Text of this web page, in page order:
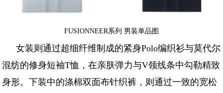
FUSIONNEER系列 男装单品图
女装则通过超细纤维制成的紧身Polo编织衫与莫代尔
混纺的修身短袖T恤，在亲肤弹力与V领线条中勾勒精致
身形。下装中的涤棉双面布针织裤，则通过一致的宽松